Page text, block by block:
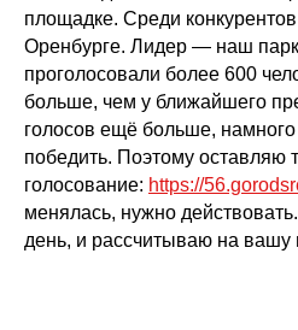
площадке. Среди
Оренбурге. Лидер — наш
проголосовали более 600
больше, чем у ближайшего
голосов ещё больше,
победить. Поэтому оставляю
голосование: https://
менялась, нужно
день, и рассчитываю на вашу